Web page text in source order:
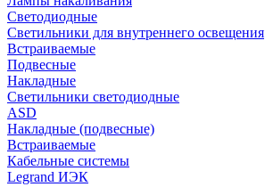
Светодиодные
Светильники для внутреннего освещения
Встраиваемые
Подвесные
Накладные
Светильники светодиодные
ASD
Накладные (подвесные)
Встраиваемые
Кабельные системы
Legrand ИЭК